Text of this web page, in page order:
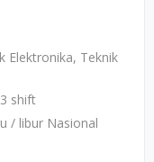
Elektronika, Teknik
shift
/ libur Nasional